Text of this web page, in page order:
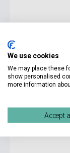
We use cookies
We may place these
show personalised
more information
Accept